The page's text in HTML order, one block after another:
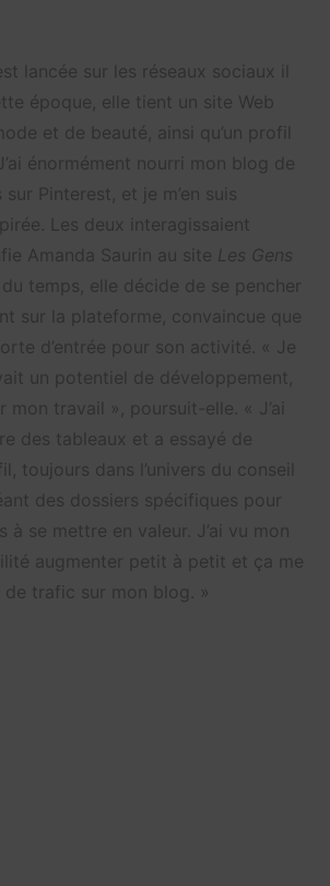
lancée sur les réseaux sociaux il
époque, elle tient un site Web
et de beauté, ainsi qu’un profil
J’ai énormément nourri mon blog de
Pinterest, et je m’en suis
Les deux interagissaient
Amanda Saurin au site Les Gens
du temps, elle décide de se pencher
sur la plateforme, convaincue que
d’entrée pour son activité. « Je
un potentiel de développement,
travail », poursuit-elle. « J’ai
des tableaux et a essayé de
toujours dans l’univers du conseil
des dossiers spécifiques pour
à se mettre en valeur. J’ai vu mon
augmenter petit à petit et ça me
de trafic sur mon blog. »